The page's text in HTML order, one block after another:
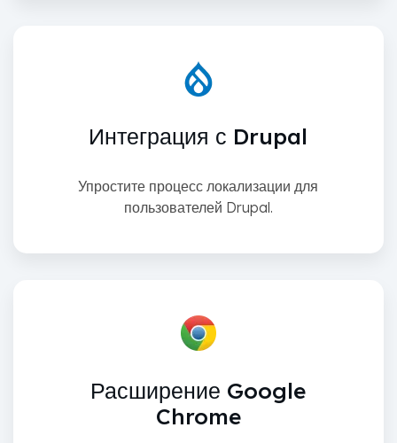
Интеграция с Drupal
Упростите процесс локализации для
пользователей Drupal.
Расширение Google
Chrome